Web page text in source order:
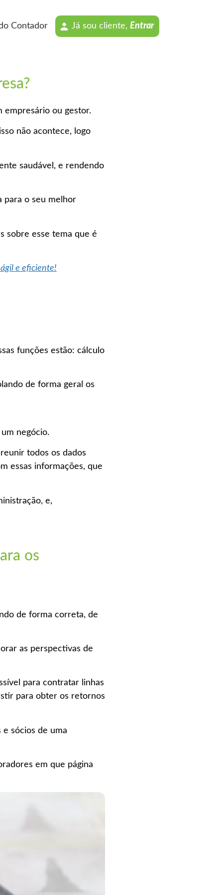
Contador Já sou cliente, Entrar
empresário ou gestor.
não acontece, logo
saudável, e rendendo
para o seu melhor
sobre esse tema que é
e eficiente!
funções estão: cálculo
de forma geral os
negócio.
todos os dados
essas informações, que
e,
os
de forma correta, de
as perspectivas de
para contratar linhas
para obter os retornos
sócios de uma
em que página